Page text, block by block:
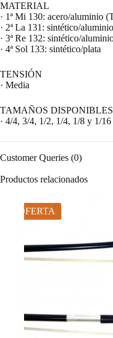
MATERIAL
· 1ª Mi 130: acero/aluminio
· 2ª La 131: sintético/aluminio
· 3ª Re 132: sintético/
· 4ª Sol 133: sintético/plata
TENSIÓN
· Media
TAMAÑOS DISPONIBLES
· 4/4, 3/4, 1/2, 1/4, 1/8 y 1/16
Customer Queries (0)
Productos relacionados
OFERTA